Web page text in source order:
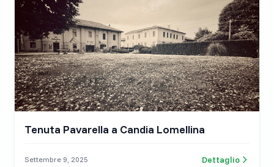
Tenuta Pavarella a Candia Lomellina
Settembre 9, 2025 Dettaglio